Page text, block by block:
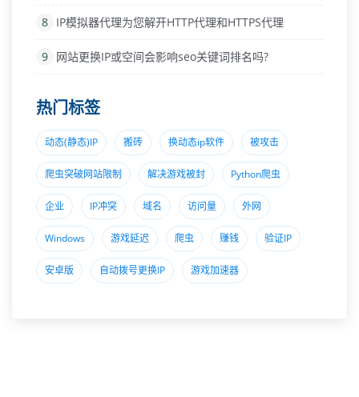
8 IP模拟器代理为您解开HTTP代理和HTTPS代理
9 网站更换IP或空间会影响seo关键词排名吗?
热门标签
动态(静态)IP 搬砖 换动态ip软件 被攻击
爬虫突破网站限制 解决游戏被封 Python爬虫
企业 IP冲突 域名 访问量 外网
Windows 游戏延迟 爬虫 赚钱 验证IP
安卓版 自动拨号更换IP 游戏加速器